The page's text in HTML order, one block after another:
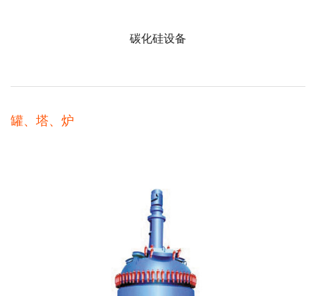
碳化硅设备
罐、塔、炉